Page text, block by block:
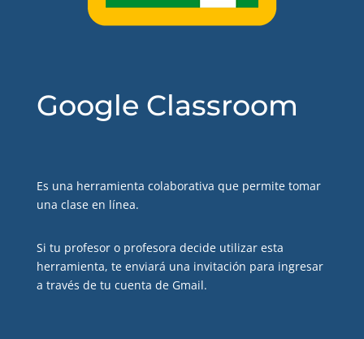
Google Classroom
Es una herramienta colaborativa que permite tomar
una clase en línea.
Si tu profesor o profesora decide utilizar esta
herramienta, te enviará una invitación para ingresar
a través de tu cuenta de Gmail.